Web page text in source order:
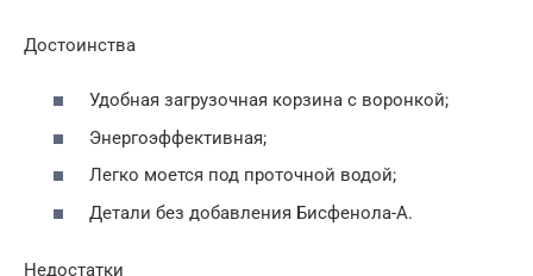
Достоинства
Удобная загрузочная корзина с воронкой;
Энергоэффективная;
Легко моется под проточной водой;
Детали без добавления Бисфенола-А.
Недостатки